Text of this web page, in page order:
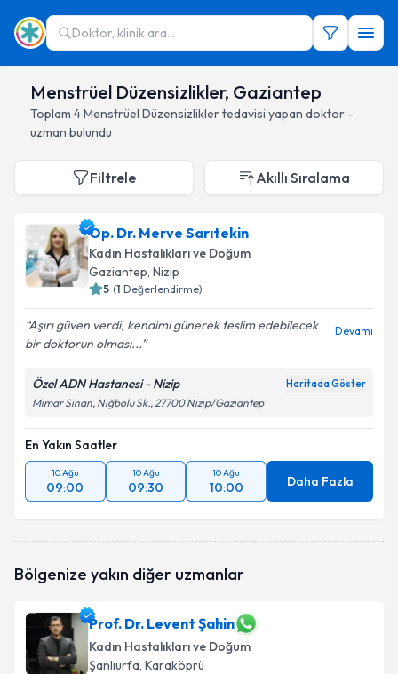
Doktor, klinik ara...
Menstrüel Düzensizlikler, Gaziantep
Toplam 4Menstrüel Düzensizliklertedavisi yapan doktor -
uzman bulundu
Filtrele Akıllı Sıralama
Op. Dr. Merve Sarıtekin
Kadın Hastalıkları ve Doğum
Gaziantep, Nizip
5 (1 Değerlendirme)
Aşırı güven verdi, kendimi günerek teslim edebilecek
bir doktorun olması...
Devamı
Özel ADN Hastanesi - Nizip Haritada Göster
Mimar Sinan, Niğbolu Sk., 27700 Nizip/Gaziantep
En Yakın Saatler
10 Ağu
09:00
10 Ağu
09:30
10 Ağu
10:00 Daha Fazla
Bölgenize yakın diğer uzmanlar
Prof. Dr. Levent Şahin
Kadın Hastalıkları ve Doğum
Şanlıurfa, Karaköprü